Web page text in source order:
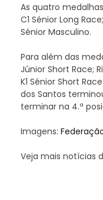
As quatro
C1 Sénior Long
Sénior Masculino.
Para além das
Júnior Short Race;
K1 Sénior Short
dos Santos
terminar na 4.ª
Imagens:
Veja mais notícias